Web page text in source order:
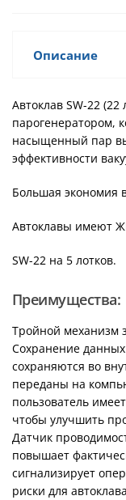
Описание
Автоклав SW-22
парогенератором,
насыщенный пар
эффективности
Большая экономия
Автоклавы имеют
SW-22 на 5 лотков.
Преимущества:
Тройной механизм
Сохранение
сохраняются во
переданы на
пользователь
чтобы улучшить
Датчик
повышает
сигнализирует
риски для